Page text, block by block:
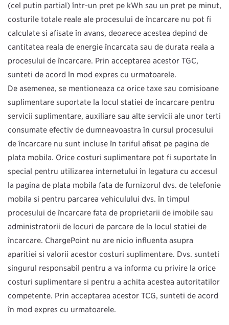
(cel puțin parțial) într-un preț pe kWh sau un preț pe minut,
costurile totale reale ale procesului de încărcare nu pot fi
calculate și afișate în avans, deoarece acestea depind de
cantitatea reală de energie încărcată sau de durata reală a
procesului de încărcare. Prin acceptarea acestor TGC,
sunteți de acord în mod expres cu următoarele.
De asemenea, se menționează că orice taxe sau comisioane
suplimentare suportate la locul stației de încărcare pentru
servicii suplimentare, auxiliare sau alte servicii ale unor terți
consumate efectiv de dumneavoastră în cursul procesului
de încărcare nu sunt incluse în tariful afișat pe pagina de
plată mobilă. Orice costuri suplimentare pot fi suportate în
special pentru utilizarea internetului în legătură cu accesul
la pagina de plată mobilă față de furnizorul dvs. de telefonie
mobilă și pentru parcarea vehiculului dvs. în timpul
procesului de încărcare față de proprietarii de imobile sau
administratorii de locuri de parcare de la locul stației de
încărcare. ChargePoint nu are nicio influență asupra
apariției și valorii acestor costuri suplimentare. Dvs. sunteți
singurul responsabil pentru a vă informa cu privire la orice
costuri suplimentare și pentru a achita acestea autorităţilor
competente. Prin acceptarea acestor TCG, sunteți de acord
în mod expres cu următoarele.